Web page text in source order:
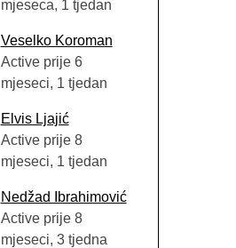
mjeseca, 1 tjedan
Veselko Koroman
Active prije 6
mjeseci, 1 tjedan
Elvis Ljajić
Active prije 8
mjeseci, 1 tjedan
Nedžad Ibrahimović
Active prije 8
mjeseci, 3 tjedna